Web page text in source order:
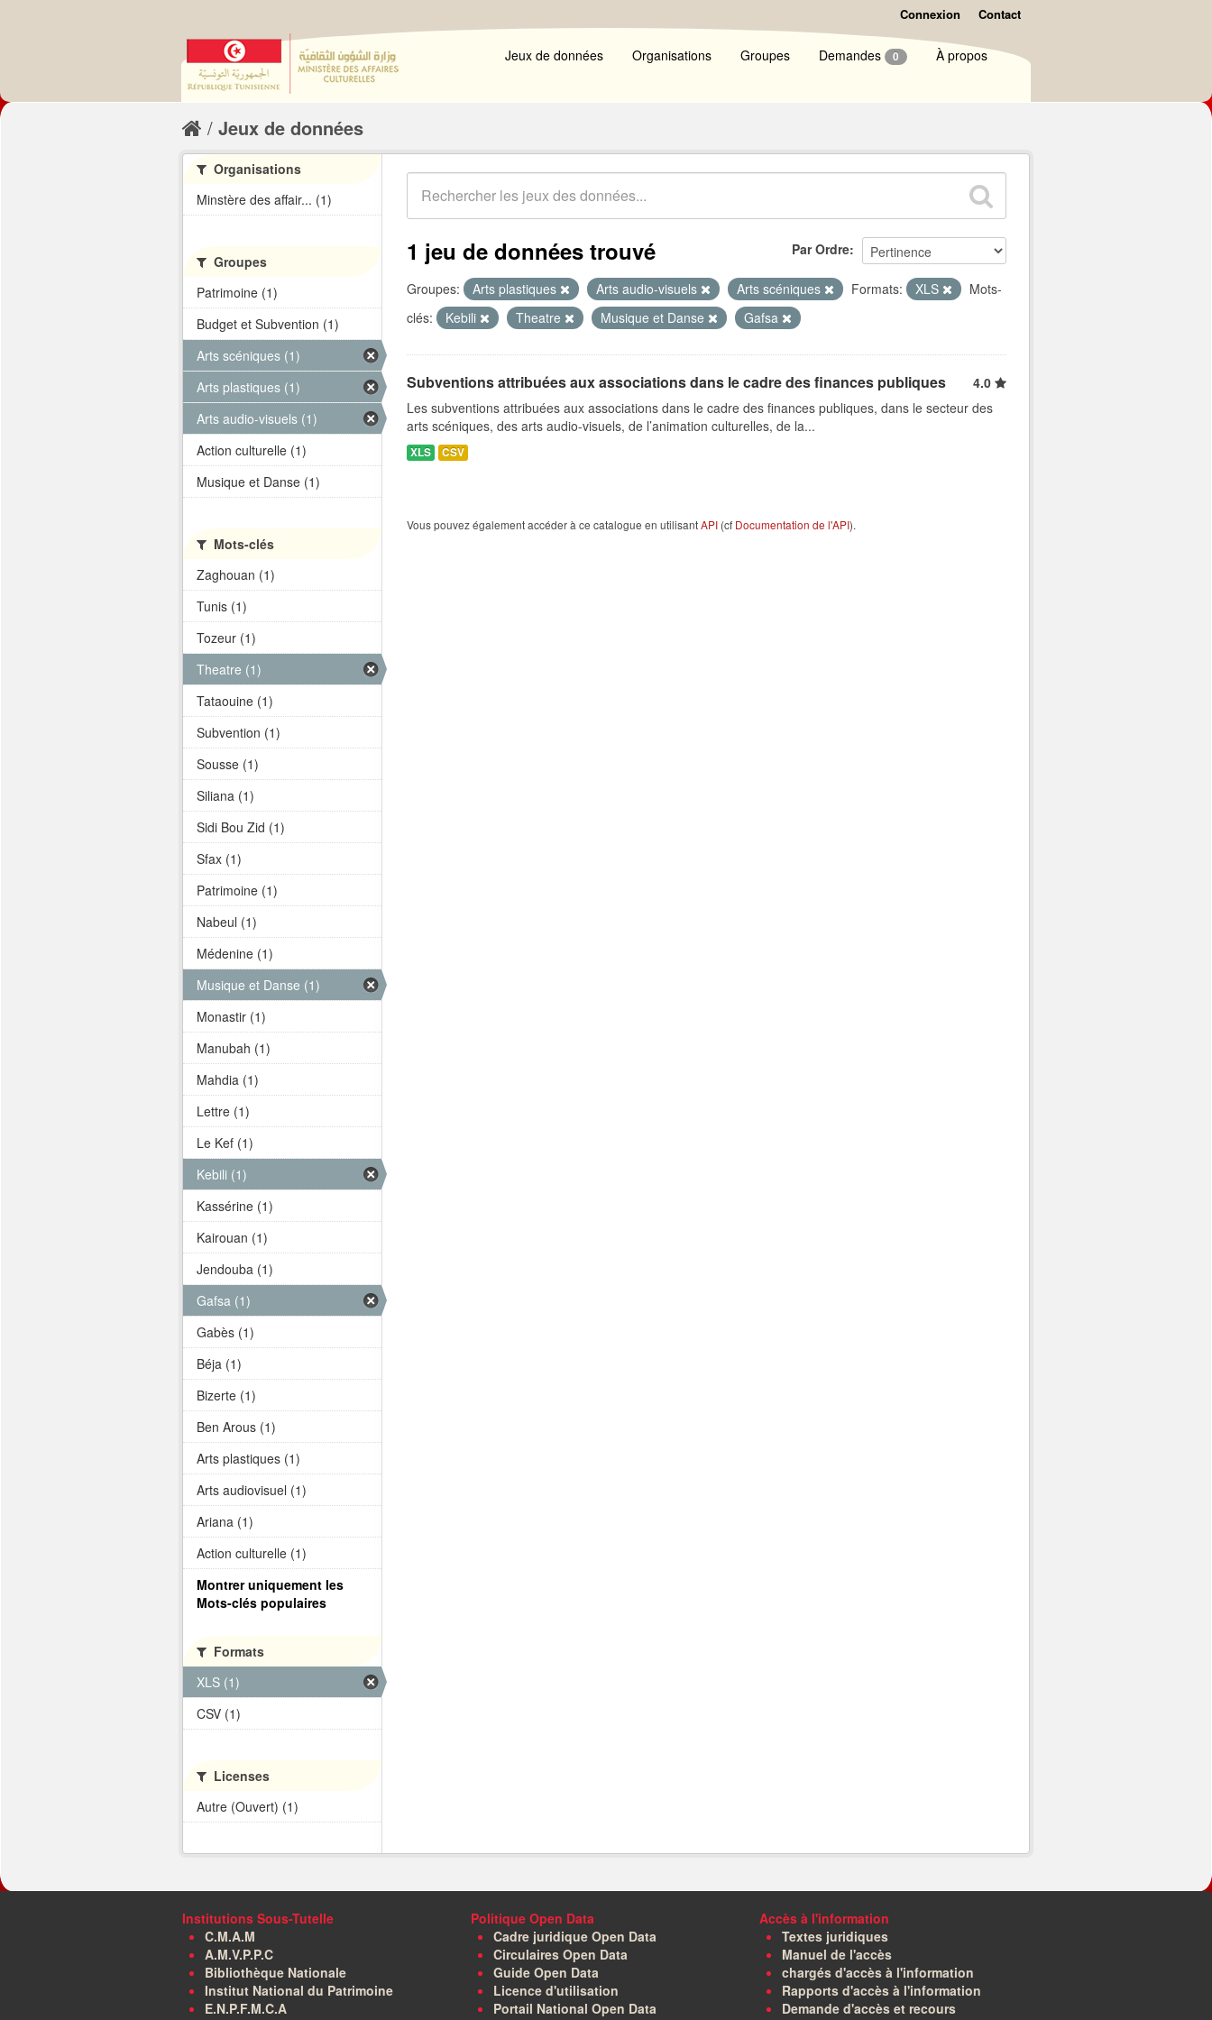
Connexion Contact
Jeux de données Organisations Groupes Demandes 0 À propos
Jeux de données
Par Ordre
1 jeu de données trouvé
Groupes: Arts plastiques Arts audio-visuels Arts scéniques Formats: XLS
Mots-
clés:
Kebili Theatre Musique et Danse Gafsa
Subventions attribuées aux associations dans le cadre des finances publiques
4.0
Les subventions attribuées aux associations dans le cadre des finances publiques, dans le secteur des
arts scéniques, des arts audio-visuels, de l’animation culturelles, de la...
XLS CSV
Vous pouvez également accéder à ce catalogue en utilisantAPI (cf Documentation de l'API).
Organisations
Minstère des affair... (1)
Groupes
Patrimoine (1)
Budget et Subvention (1)
Arts scéniques (1)
Arts plastiques (1)
Arts audio-visuels (1)
Action culturelle (1)
Musique et Danse (1)
Mots-clés
Zaghouan (1)
Tunis (1)
Tozeur (1)
Theatre (1)
Tataouine (1)
Subvention (1)
Sousse (1)
Siliana (1)
Sidi Bou Zid (1)
Sfax (1)
Patrimoine (1)
Nabeul (1)
Médenine (1)
Musique et Danse (1)
Monastir (1)
Manubah (1)
Mahdia (1)
Lettre (1)
Le Kef (1)
Kebili (1)
Kassérine (1)
Kairouan (1)
Jendouba (1)
Gafsa (1)
Gabès (1)
Béja (1)
Bizerte (1)
Ben Arous (1)
Arts plastiques (1)
Arts audiovisuel (1)
Ariana (1)
Action culturelle (1)
Montrer uniquement les
Mots-clés populaires
Formats
XLS (1)
CSV (1)
Licenses
Autre (Ouvert) (1)
Institutions Sous-Tutelle
C.M.A.M
A.M.V.P.P.C
Bibliothèque Nationale
Institut National du Patrimoine
E.N.P.F.M.C.A
Politique Open Data
Cadre juridique Open Data
Circulaires Open Data
Guide Open Data
Licence d'utilisation
Portail National Open Data
Accès à l'information
Textes juridiques
Manuel de l'accès
chargés d'accès à l'information
Rapports d'accès à l'information
Demande d'accès et recours